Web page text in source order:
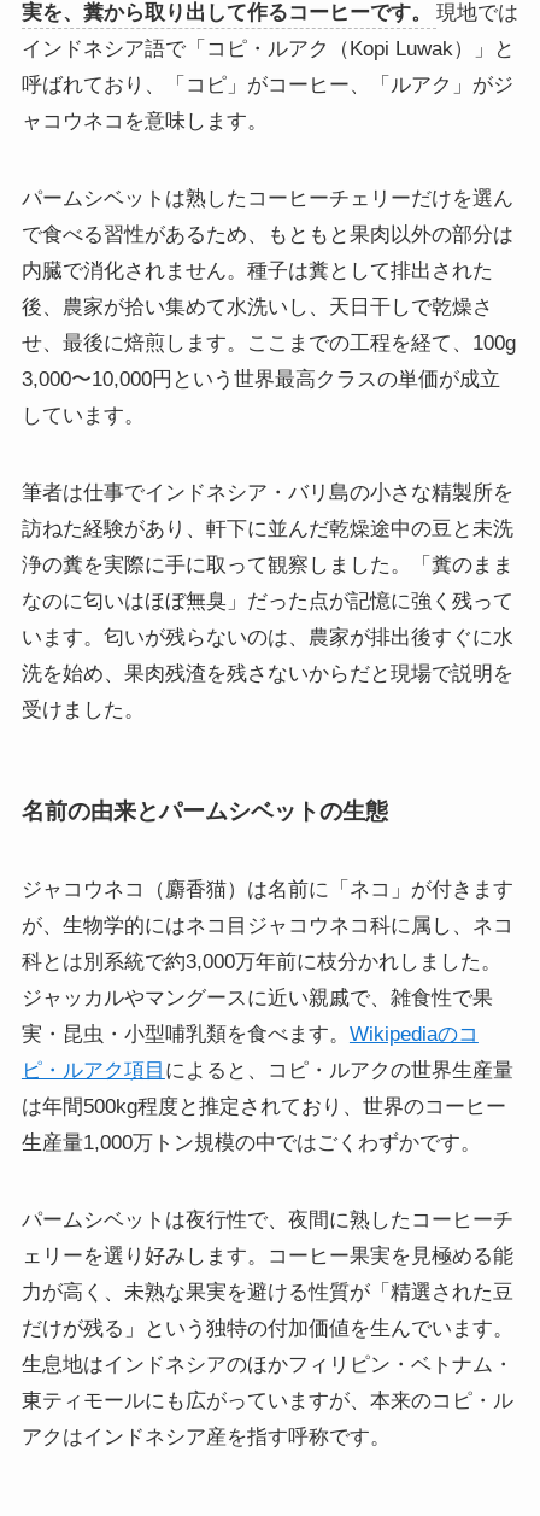
実を、糞から取り出して作るコーヒーです。
現地では
インドネシア語で「コピ・ルアク（Kopi Luwak）」と
呼ばれており、「コピ」がコーヒー、「ルアク」がジ
ャコウネコを意味します。
パームシベットは熟したコーヒーチェリーだけを選ん
で食べる習性があるため、もともと果肉以外の部分は
内臓で消化されません。種子は糞として排出された
後、農家が拾い集めて水洗いし、天日干しで乾燥さ
せ、最後に焙煎します。ここまでの工程を経て、100g
3,000〜10,000円という世界最高クラスの単価が成立
しています。
筆者は仕事でインドネシア・バリ島の小さな精製所を
訪ねた経験があり、軒下に並んだ乾燥途中の豆と未洗
浄の糞を実際に手に取って観察しました。「糞のまま
なのに匂いはほぼ無臭」だった点が記憶に強く残って
います。匂いが残らないのは、農家が排出後すぐに水
洗を始め、果肉残渣を残さないからだと現場で説明を
受けました。
名前の由来とパームシベットの生態
ジャコウネコ（麝香猫）は名前に「ネコ」が付きます
が、生物学的にはネコ目ジャコウネコ科に属し、ネコ
科とは別系統で約3,000万年前に枝分かれしました。
ジャッカルやマングースに近い親戚で、雑食性で果
実・昆虫・小型哺乳類を食べます。 Wikipediaのコ
ピ・ルアク項目 によると、コピ・ルアクの世界生産量
は年間500kg程度と推定されており、世界のコーヒー
生産量1,000万トン規模の中ではごくわずかです。
パームシベットは夜行性で、夜間に熟したコーヒーチ
ェリーを選り好みします。コーヒー果実を見極める能
力が高く、未熟な果実を避ける性質が「精選された豆
だけが残る」という独特の付加価値を生んでいます。
生息地はインドネシアのほかフィリピン・ベトナム・
東ティモールにも広がっていますが、本来のコピ・ル
アクはインドネシア産を指す呼称です。